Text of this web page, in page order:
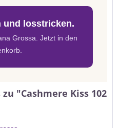
und losstricken.
Grossa. Jetzt in den
"Cashmere Kiss 102